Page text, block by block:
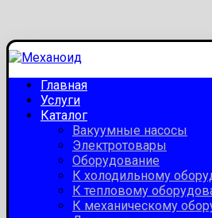
Главная
Услуги
Каталог
Вакуумные насосы
Электротовары
Оборудование
К холодильному
К тепловому
К механическому